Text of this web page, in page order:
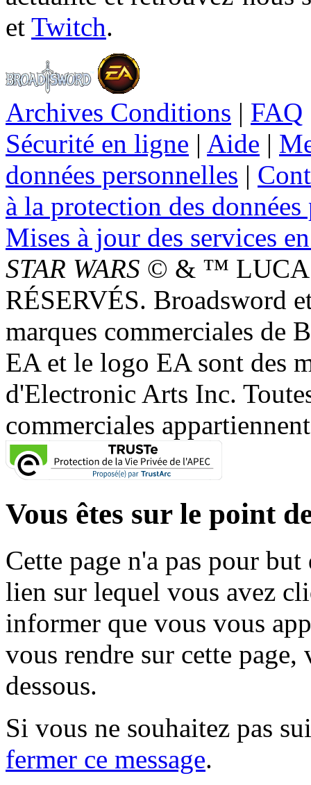
et Twitch.
Archives Conditions | FAQ
Sécurité en ligne | Aide |
données personnelles |
à la protection des
Mises à jour des services
STAR WARS © & ™
RÉSERVÉS. Broadsword
marques commerciales de
EA et le logo EA sont des
d'Electronic Arts Inc.
commerciales
Vous êtes sur le point
Cette page n'a pas pour
lien sur lequel vous avez
informer que vous vous
vous rendre sur cette
dessous.
Si vous ne souhaitez pas
fermer ce message.